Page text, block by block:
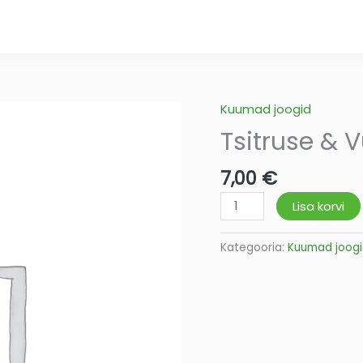
Kuumad joogid
Tsitruse &
7,00 €
Tsitruse
&
Vürtsid
kogus
Lisa korvi
Kategooria: Kuumad